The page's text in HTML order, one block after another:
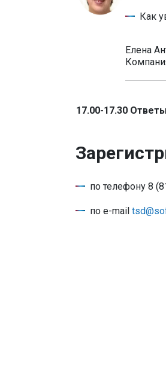
Как
Елена
17.00-17.30
по телефону 8
по e-mail